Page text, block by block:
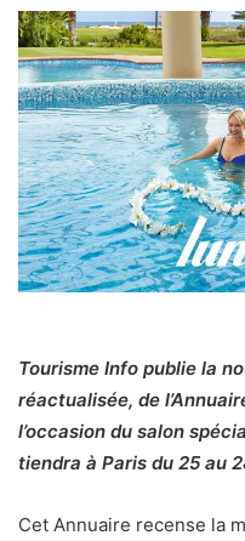
Tourisme Info publie la
réactualisée, de
l’occasion du salon
tiendra à Paris du 25 au
Cet Annuaire recense la